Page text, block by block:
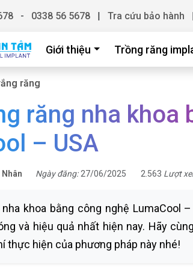
- 0338 56 5678 | Tra cứu bảo hành
Giới thiệu Trồng răng
răng
răng nha khoa
– USA
Ngày đăng: 27/06/2025 2.563 Lượt
khoa bằng công nghệ LumaCool
và hiệu quả nhất hiện nay. Hãy
thực hiện của phương pháp này nhé!